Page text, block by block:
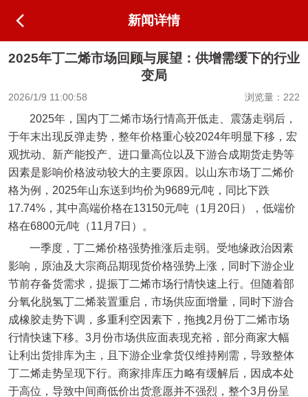
新闻详情
2025年丁二烯市场回顾与展望：供增需缓下的行业
变局
2026/1/9 11:00:58 浏览量：222
2025年，国内丁二烯市场行情高开低走、震荡走弱后，
于年末出现反弹走势，整年价格重心较2024年明显下移，宏
观扰动、新产能投产、进口量高位以及下游合成期货走势等
因素是影响价格波动较大的主要原因。以山东市场丁二烯价
格为例，2025年山东送到均价为9689元/吨，同比下跌
17.74%，其中高端价格在13150元/吨（1月20日），低端价
格在6800元/吨（11月7日）。
一季度，丁二烯价格强势推涨后走弱。受地缘政治因素
影响，原油及大宗商品期现货价格强势上涨，同时下游企业
节前存备货需求，提振丁二烯市场行情快速上行。但随着部
分氧化脱氢丁二烯装置重启，市场供应面增量，同时下游合
成橡胶走势下调，多重利空因素下，拖拽2月份丁二烯市场
行情快速下移。3月份市场供应面表现充裕，部分商家大幅
让利出货排库为主，且下游企业拿货仅维持刚需，导致整体
丁二烯走势呈现下行。商家排库压力略有缓解后，因成本处
于高位，导致中间商低价出货意愿并不强烈，整个3月份呈